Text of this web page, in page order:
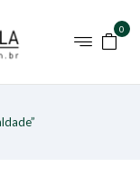
0